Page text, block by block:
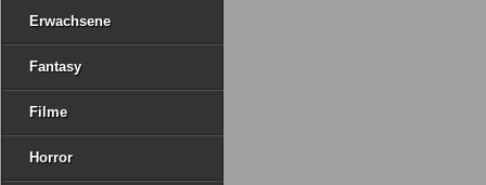
Erwachsene
Fantasy
Filme
Horror